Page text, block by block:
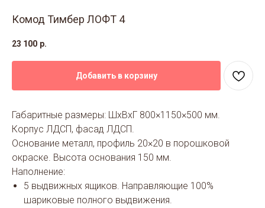
Комод Тимбер ЛОФТ 4
23 100 р.
Добавить в корзину
Габаритные размеры: ШхВхГ 800×1150×500 мм.
Корпус ЛДСП, фасад ЛДСП.
Основание металл, профиль 20×20 в порошковой
окраске. Высота основания 150 мм.
Наполнение:
5 выдвижных ящиков. Направляющие 100%
шариковые полного выдвижения.